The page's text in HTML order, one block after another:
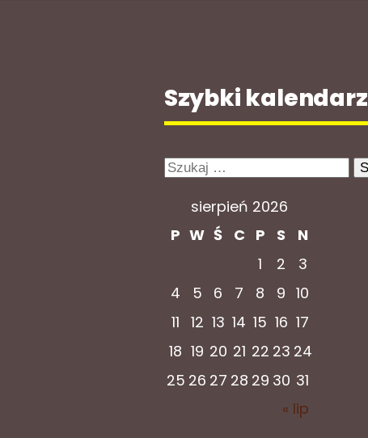
Szybki kalendarz
Szukaj:
sierpień 2026
P W Ś C P S
N
1
2
3
4
5 6 7 8 9 10
11 12 13 14 15 16 17
18 19 20 21 22 23 24
25 26 27 28 29 30 31
« lip